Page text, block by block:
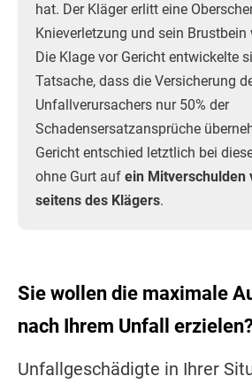
hat. Der Kläger erlitt eine
Knieverletzung und sein Brustbein
Die Klage vor Gericht entwickelte
Tatsache, dass die Versicherung
Unfallverursachers nur 50% der
Schadensersatzansprüche
Gericht entschied letztlich bei
ohne Gurt auf ein Mitverschulden
seitens des Klägers.
Sie wollen die maximale
nach Ihrem Unfall
Unfallgeschädigte in Ihrer